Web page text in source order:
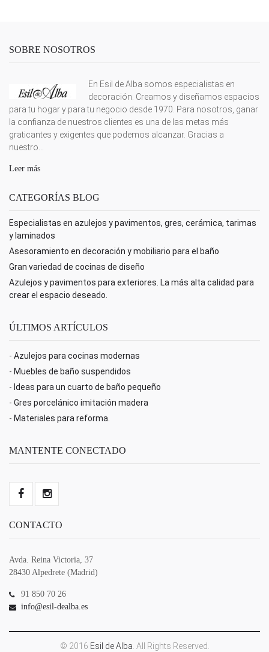
SOBRE NOSOTROS
En Esil de Alba somos especialistas en
decoración. Creamos y diseñamos espacios
para tu hogar y para tu negocio desde 1970. Para nosotros, ganar
la confianza de nuestros clientes es una de las metas más
graticantes y exigentes que podemos alcanzar. Gracias a
nuestro...
Leer más
CATEGORÍAS BLOG
Especialistas en azulejos y pavimentos, gres, cerámica, tarimas
y laminados
Asesoramiento en decoración y mobiliario para el baño
Gran variedad de cocinas de diseño
Azulejos y pavimentos para exteriores. La más alta calidad para
crear el espacio deseado.
ÚLTIMOS ARTÍCULOS
- Azulejos para cocinas modernas
- Muebles de baño suspendidos
- Ideas para un cuarto de baño pequeño
- Gres porcelánico imitación madera
- Materiales para reforma.
MANTENTE CONECTADO
CONTACTO
Avda. Reina Victoria, 37
28430 Alpedrete (Madrid)
91 850 70 26
info@esil-dealba.es
© 2016 Esil de Alba . All Rights Reserved.